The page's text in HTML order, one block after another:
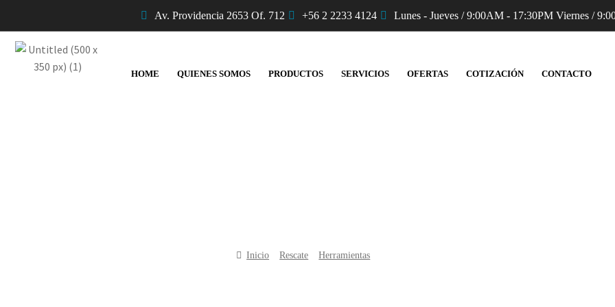
Av. Providencia 2653 Of. 712 +56 2 2233 4124 Lunes - Jueves / 9:00AM - 17:30PM Viernes /
HOME QUIENES SOMOS PRODUCTOS SERVICIOS OFERTAS COTIZACIÓN CONTACTO
Inicio Rescate Herramientas